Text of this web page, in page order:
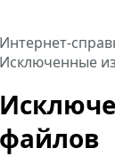
файлов
Интернет-
Исключенные